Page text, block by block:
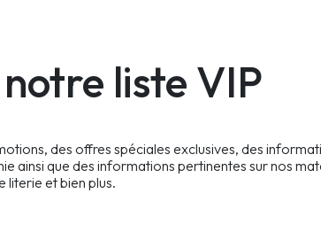
liste VIP
des offres spéciales exclusives, des
ainsi que des informations pertinentes sur nos
literie et bien plus.